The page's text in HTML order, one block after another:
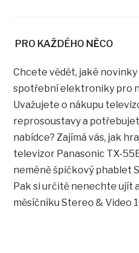
PRO KAŽDÉHO NĚCO
Chcete vědět, jaké
spotřební elektroniky pro
Uvažujete o nákupu
reprosoustavy a
nabídce? Zajímá vás, jak
televizor Panasonic TX-
neméně špičkový phablet
Pak si určitě nenechte ujít
měsíčníku Stereo & Video